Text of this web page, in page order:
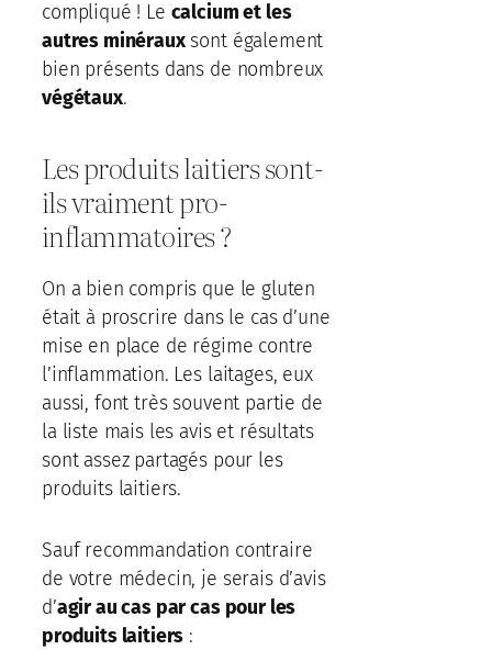
compliqué ! Le calcium et les
autres minérauxsont également
bien présents dans de nombreux
végétaux.
Les produits laitiers sont-
ils vraiment pro-
inflammatoires ?
On a bien compris que le gluten
était à proscrire dans le cas d’une
mise en place de régime contre
l’inflammation. Les laitages, eux
aussi, font très souvent partie de
la liste mais les avis et résultats
sont assez partagés pour les
produits laitiers.
Sauf recommandation contraire
de votre médecin, je serais d’avis
d’agir au cas par cas pour les
produits laitiers :